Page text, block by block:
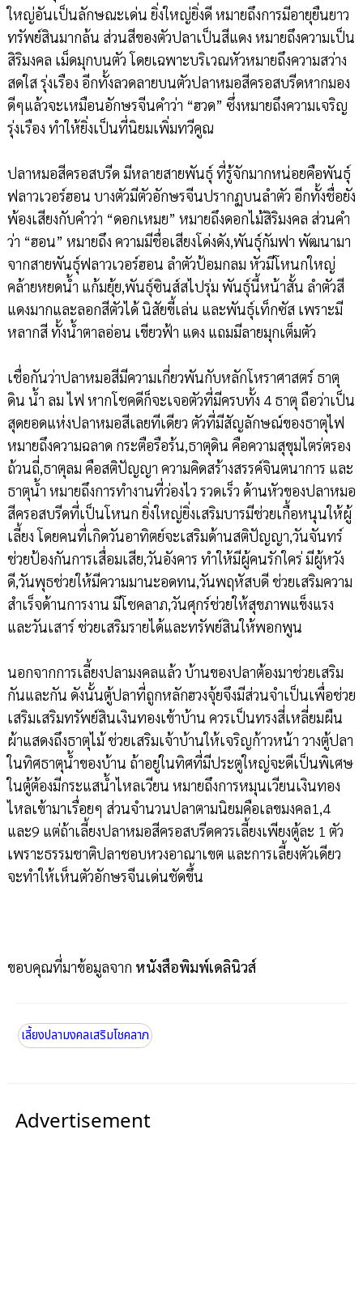
ใหญ่อันเป็นลักษณะเด่น ยิ่งใหญ่ยิ่งดี หมายถึงการมีอายุยืนยาว
ทรัพย์สินมากล้น ส่วนสีของตัวปลาเป็นสีแดง หมายถึงความเป็น
สิริมงคล เม็ดมุกบนตัว โดยเฉพาะบริเวณหัวหมายถึงความสว่าง
สดใส รุ่งเรือง อีกทั้งลวดลายบนตัวปลาหมอสีครอสบรีดหากมอง
ดีๆแล้วจะเหมือนอักษรจีนคำว่า “ฮวด” ซึ่งหมายถึงความเจริญ
รุ่งเรือง ทำให้ยิ่งเป็นที่นิยมเพิ่มทวีคูณ
ปลาหมอสีครอสบรีด มีหลายสายพันธุ์ ที่รู้จักมากหน่อยคือพันธุ์
ฟลาวเวอร์ฮอน บางตัวมีตัวอักษรจีนปรากฏบนลำตัว อีกทั้งชื่อยัง
พ้องเสียงกับคำว่า “ดอกเหมย” หมายถึงดอกไม้สิริมงคล ส่วนคำ
ว่า “ฮอน” หมายถึง ความมีชื่อเสียงโด่งดัง,พันธุ์กัมฟา พัฒนามา
จากสายพันธุ์ฟลาวเวอร์ฮอน ลำตัวป้อมกลม หัวมีโหนกใหญ่
คล้ายหยดน้ำ แก้มยุ้ย,พันธุ์ซินส์สไปรุ่ม พันธุ์นี้หน้าสั้น ลำตัวสี
แดงมากและลอกสีตัวได้ นิสัยขี้เล่น และพันธุ์เท็กซัส เพราะมี
หลากสี ทั้งน้ำตาลอ่อน เขียวฟ้า แดง แถมมีลายมุกเต็มตัว
เชื่อกันว่าปลาหมอสีมีความเกี่ยวพันกับหลักโหราศาสตร์ ธาตุ
ดิน น้ำ ลม ไฟ หากโชคดีก็จะเจอตัวที่มีครบทั้ง 4 ธาตุ ถือว่าเป็น
สุดยอดแห่งปลาหมอสีเลยทีเดียว ตัวที่มีสัญลักษณ์ของธาตุไฟ
หมายถึงความฉลาด กระตือรือร้น,ธาตุดิน คือความสุขุมไตร่ตรอง
ถ้วนถี่,ธาตุลม คือสติปัญญา ความคิดสร้างสรรค์จินตนาการ และ
ธาตุน้ำ หมายถึงการทำงานที่ว่องไว รวดเร็ว ด้านหัวของปลาหมอ
สีครอสบรีดที่เป็นโหนก ยิ่งใหญ่ยิ่งเสริมบารมีช่วยเกื้อหนุนให้ผู้
เลี้ยง โดยคนที่เกิดวันอาทิตย์จะเสริมด้านสติปัญญา,วันจันทร์
ช่วยป้องกันการเสื่อมเสีย,วันอังคาร ทำให้มีผู้คนรักใคร่ มีผู้หวัง
ดี,วันพุธช่วยให้มีความมานะอดทน,วันพฤหัสบดี ช่วยเสริมความ
สำเร็จด้านการงาน มีโชคลาภ,วันศุกร์ช่วยให้สุขภาพแข็งแรง
และวันเสาร์ ช่วยเสริมรายได้และทรัพย์สินให้พอกพูน
นอกจากการเลี้ยงปลามงคลแล้ว บ้านของปลาต้องมาช่วยเสริม
กันและกัน ดังนั้นตู้ปลาที่ถูกหลักฮวงจุ้ยจึงมีส่วนจำเป็นเพื่อช่วย
เสริมเสริมทรัพย์สินเงินทองเข้าบ้าน ควรเป็นทรงสี่เหลี่ยมผืน
ผ้าแสดงถึงธาตุไม้ ช่วยเสริมเจ้าบ้านให้เจริญก้าวหน้า วางตู้ปลา
ในทิศธาตุน้ำของบ้าน ถ้าอยู่ในทิศที่มีประตูใหญ่จะดีเป็นพิเศษ
ในตู้ต้องมีกระแสน้ำไหลเวียน หมายถึงการหมุนเวียนเงินทอง
ไหลเข้ามาเรื่อยๆ ส่วนจำนวนปลาตามนิยมคือเลขมงคล1,4
และ9 แต่ถ้าเลี้ยงปลาหมอสีครอสบรีดควรเลี้ยงเพียงตู้ละ 1 ตัว
เพราะธรรมชาติปลาชอบหวงอาณาเขต และการเลี้ยงตัวเดียว
จะทำให้เห็นตัวอักษรจีนเด่นชัดขึ้น
ขอบคุณที่มาข้อมูลจาก หนังสือพิมพ์เดลินิวส์
เลี้ยงปลามงคลเสริมโชคลาภ
Advertisement